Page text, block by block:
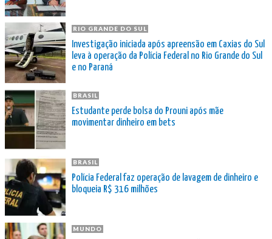
RIO GRANDE DO SUL
Investigação iniciada após apreensão em Caxias do Sul
leva à operação da Polícia Federal no Rio Grande do Sul
e no Paraná
BRASIL
Estudante perde bolsa do Prouni após mãe
movimentar dinheiro em bets
BRASIL
Polícia Federal faz operação de lavagem de dinheiro e
bloqueia R$ 316 milhões
MUNDO